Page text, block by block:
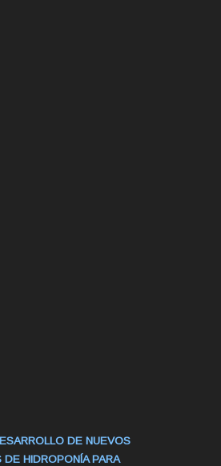
DE NUEVOS
DE HIDROPONÍA PARA